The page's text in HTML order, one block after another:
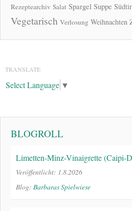
Rezeptearchiv Salat Spargel Suppe
Vegetarisch Verlosung Weihnachten
TRANSLATE
Select Language ▼
BLOGROLL
Limetten-Minz-Vinaigrette (Caipi-
Veröffentlicht: 1.8.2026
Blog: Barbaras Spielwiese